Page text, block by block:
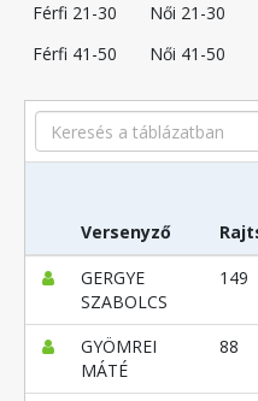
Férfi 21-30
Női 21-30
Férfi 41-50
Női 41-50
Search
Versenyző
GERGYE
SZABOLCS
149
GYÖMREI
MÁTÉ
88